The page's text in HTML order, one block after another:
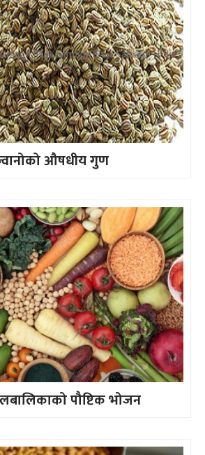
औषधीय गुण
पौष्टिक भोजन